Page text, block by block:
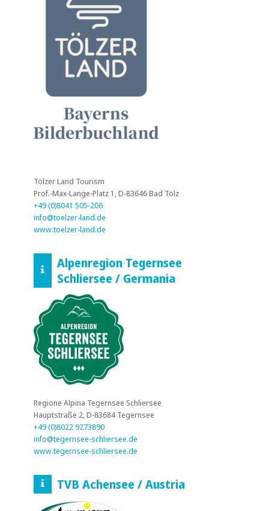
Tölzer Land Tourism
Prof.-Max-Lange-Platz 1, D-83646 Bad Tölz
+49 (0)8041 505-206
info@toelzer-land.de
www.toelzer-land.de
Alpenregion Tegernsee
Schliersee / Germania
Regione Alpina Tegernsee Schliersee
Hauptstraße 2, D-83684 Tegernsee
+49 (0)8022 9273890
info‎@‎tegernsee-schliersee.de
www.tegernsee-schliersee.de
TVB Achensee / Austria